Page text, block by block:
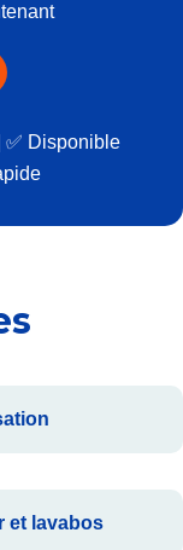
✅ Disponible
et lavabos